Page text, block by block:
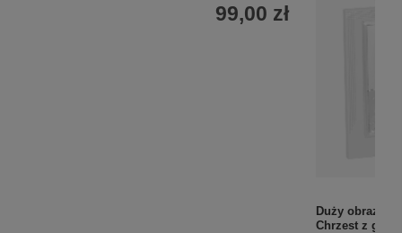
Duży obrazek
Chrzest z